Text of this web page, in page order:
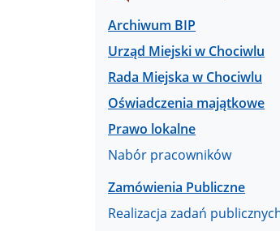
Archiwum BIP
Urząd Miejski w Chociwlu
Rada Miejska w Chociwlu
Oświadczenia majątkowe
Prawo lokalne
Nabór pracowników
Zamówienia Publiczne
Realizacja zadań